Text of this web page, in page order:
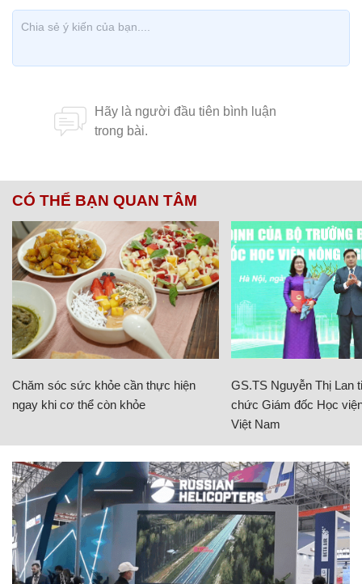
CÓ THỂ BẠN QUAN TÂM
Chăm sóc sức khỏe cần thực hiện
ngay khi cơ thể còn khỏe
GS.TS Nguyễn Thị Lan
chức Giám đốc Học
Việt Nam